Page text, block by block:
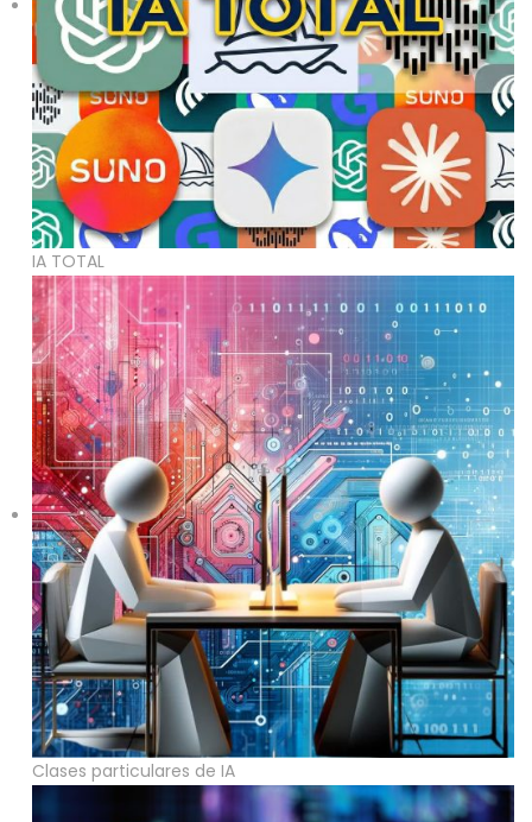
IA TOTAL
Clases particulares de IA